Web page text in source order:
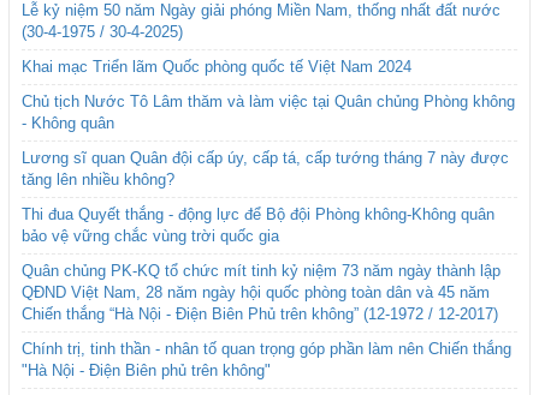
Lễ kỷ niệm 50 năm Ngày giải phóng Miền Nam, thống nhất đất nước
(30-4-1975 / 30-4-2025)
Khai mạc Triển lãm Quốc phòng quốc tế Việt Nam 2024
Chủ tịch Nước Tô Lâm thăm và làm việc tại Quân chủng Phòng không
- Không quân
Lương sĩ quan Quân đội cấp úy, cấp tá, cấp tướng tháng 7 này được
tăng lên nhiều không?
Thi đua Quyết thắng - động lực để Bộ đội Phòng không-Không quân
bảo vệ vững chắc vùng trời quốc gia
Quân chủng PK-KQ tổ chức mít tinh kỷ niệm 73 năm ngày thành lập
QĐND Việt Nam, 28 năm ngày hội quốc phòng toàn dân và 45 năm
Chiến thắng “Hà Nội - Điện Biên Phủ trên không” (12-1972 / 12-2017)
Chính trị, tinh thần - nhân tố quan trọng góp phần làm nên Chiến thắng
"Hà Nội - Điện Biên phủ trên không"